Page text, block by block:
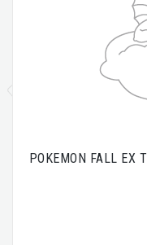
POKEMON FALL EX